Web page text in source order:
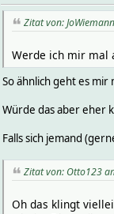
Zitat von:
Werde ich mir mal
So ähnlich geht es mir
Würde das aber eher
Falls sich jemand
Zitat von: Otto123
Oh das klingt